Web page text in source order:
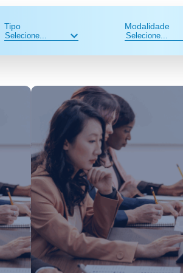
Tipo Modalidade